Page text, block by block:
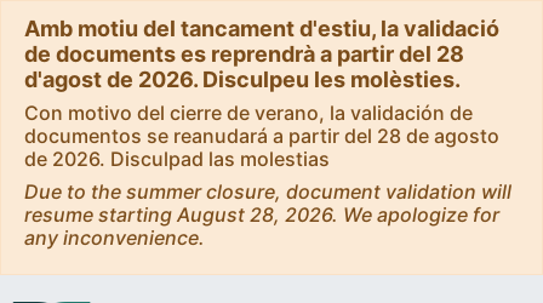
Amb motiu del tancament d'estiu, la validació
de documents es reprendrà a partir del 28
d'agost de 2026. Disculpeu les molèsties.
Con motivo del cierre de verano, la validación de
documentos se reanudará a partir del 28 de agosto
de 2026. Disculpad las molestias
Due to the summer closure, document validation will
resume starting August 28, 2026. We apologize for
any inconvenience.